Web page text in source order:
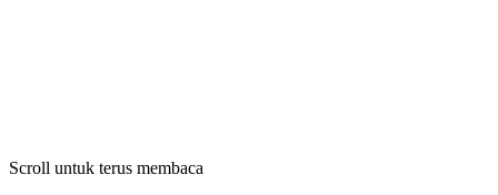
Scroll untuk terus membaca